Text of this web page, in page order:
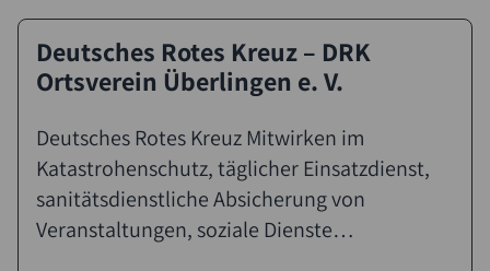
Deutsches Rotes Kreuz – DRK
Ortsverein Überlingen e. V.
Deutsches Rotes Kreuz Mitwirken im
Katastrohenschutz, täglicher Einsatzdienst,
sanitätsdienstliche Absicherung von
Veranstaltungen, soziale Dienste